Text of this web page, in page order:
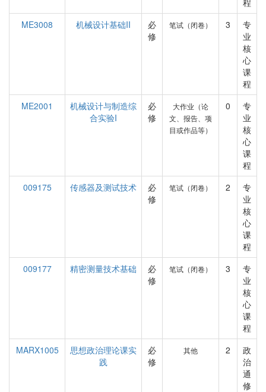
程
ME3008
机械设计基础II
必
修
笔试（闭卷） 3
专
业
核
心
课
程
ME2001
机械设计与制造综
合实验I
必
修
大作业（论
文、报告、项
目或作品等）
0
专
业
核
心
课
程
009175
传感器及测试技术
必
修
笔试（闭卷） 2
专
业
核
心
课
程
009177
精密测量技术基础
必
修
笔试（闭卷） 3
专
业
核
心
课
程
MARX1005
思想政治理论课实
践
必
修
其他 2
政
治
通
修